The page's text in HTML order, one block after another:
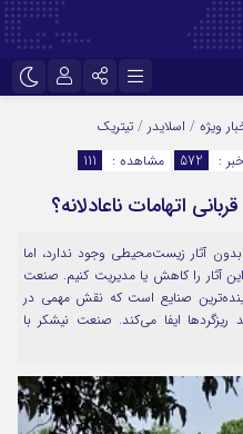
تلگرام
ایتا
اپلیکیشن
ویژه / اسلایدر / تیتریک
:
572 مشاهده : 111
اتهامات ناعادلانه؟
آثار زیست‌محیطی وجود ندارد، اما
آثار را کاهش یا مدیریت کنیم. صنعت
صنایع است که نقش مهمی در
ریزگردها ایفا می‌کند. صنعت نیشکر با